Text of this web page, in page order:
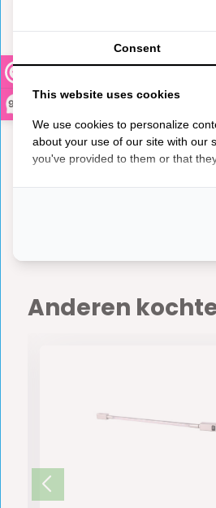
9,3
€
Anderen
Consent
This website uses cookies
We use cookies to personalize
about your use of our site with our
you've provided to them or that